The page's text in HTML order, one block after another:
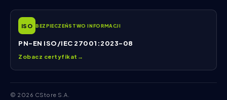
ISO BEZPIECZEŃSTWO INFORMACJI
PN-EN ISO/IEC 27001:2023-08
Zobacz certyfikat →
© 2026 CStore S.A.